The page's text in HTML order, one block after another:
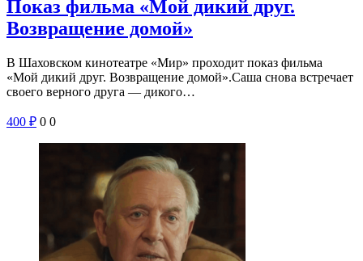
Показ фильма «Мой дикий друг.
Возвращение домой»
В Шаховском кинотеатре «Мир» проходит показ фильма
«Мой дикий друг. Возвращение домой».Саша снова встречает
своего верного друга — дикого…
400 ₽ 0 0